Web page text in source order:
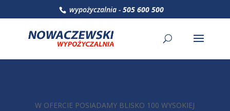
wypożyczalnia -505 600 500
W OFERCIE POSIADAMY BLISKO 100 WYSOKIEJ